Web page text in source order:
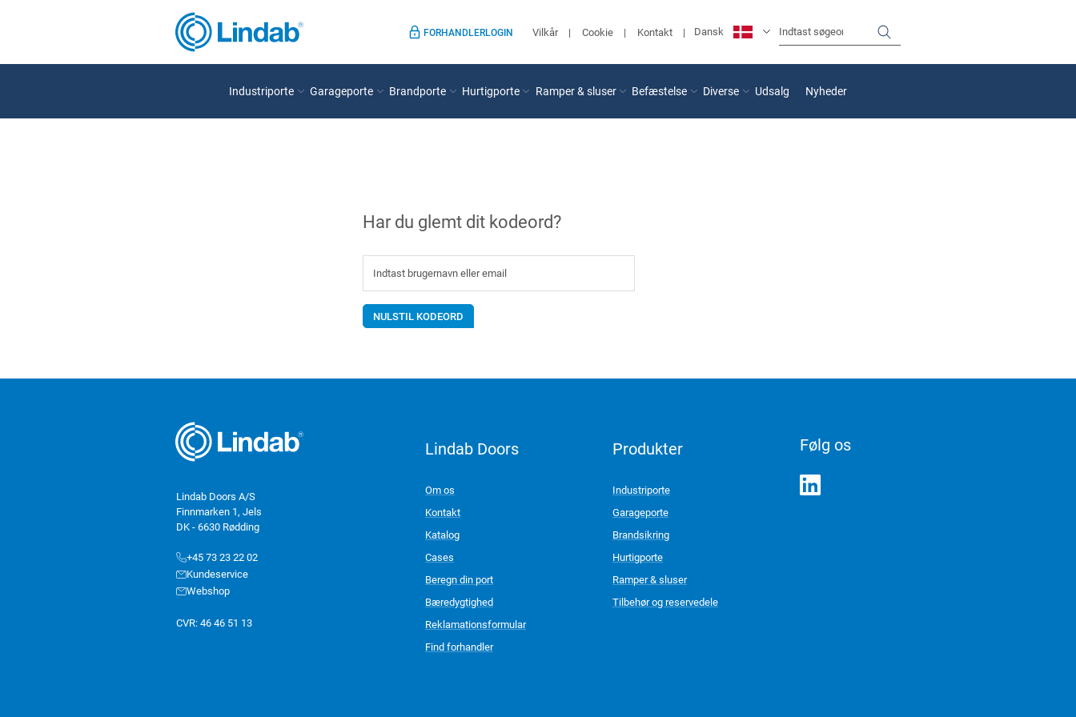
FORHANDLERLOGIN Vilkår Cookie Kontakt Dansk
Industriporte Garageporte Brandporte Hurtigporte Ramper & sluser Befæstelse Diverse Udsalg Nyheder
Har du glemt dit kodeord?
NULSTIL KODEORD
Lindab Doors A/S
Finnmarken 1, Jels
DK - 6630 Rødding
+45 73 23 22 02
Kundeservice
Webshop
CVR: 46 46 51 13
Lindab Doors
Om os
Kontakt
Katalog
Cases
Beregn din port
Bæredygtighed
Reklamationsformular
Find forhandler
Produkter
Industriporte
Garageporte
Brandsikring
Hurtigporte
Ramper & sluser
Tilbehør og reservedele
Følg os